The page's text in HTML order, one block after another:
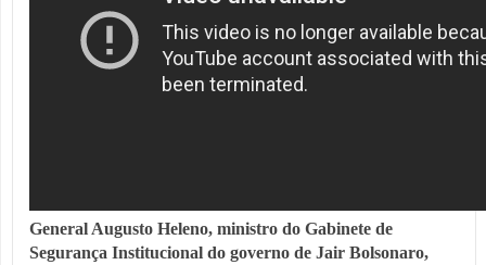
General Augusto Heleno, ministro do Gabinete de
Segurança Institucional do governo de Jair Bolsonaro,